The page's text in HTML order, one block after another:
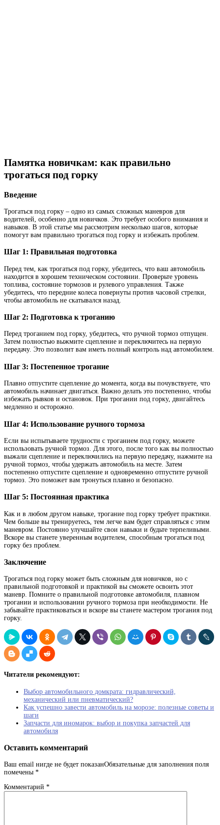
Памятка новичкам: как правильно
трогаться под горку
Введение
Трогаться под горку – одно из самых сложных маневров для
водителей, особенно для новичков. Это требует особого внимания и
навыков. В этой статье мы рассмотрим несколько шагов, которые
помогут вам правильно трогаться под горку и избежать проблем.
Шаг 1: Правильная подготовка
Перед тем, как трогаться под горку, убедитесь, что ваш автомобиль
находится в хорошем техническом состоянии. Проверьте уровень
топлива, состояние тормозов и рулевого управления. Также
убедитесь, что передние колеса повернуты против часовой стрелки,
чтобы автомобиль не скатывался назад.
Шаг 2: Подготовка к троганию
Перед троганием под горку, убедитесь, что ручной тормоз отпущен.
Затем полностью выжмите сцепление и переключитесь на первую
передачу. Это позволит вам иметь полный контроль над автомобилем.
Шаг 3: Постепенное трогание
Плавно отпустите сцепление до момента, когда вы почувствуете, что
автомобиль начинает двигаться. Важно делать это постепенно, чтобы
избежать рывков и остановок. При трогании под горку, двигайтесь
медленно и осторожно.
Шаг 4: Использование ручного тормоза
Если вы испытываете трудности с троганием под горку, можете
использовать ручной тормоз. Для этого, после того как вы полностью
выжали сцепление и переключились на первую передачу, нажмите на
ручной тормоз, чтобы удержать автомобиль на месте. Затем
постепенно отпустите сцепление и одновременно отпустите ручной
тормоз. Это поможет вам тронуться плавно и безопасно.
Шаг 5: Постоянная практика
Как и в любом другом навыке, трогание под горку требует практики.
Чем больше вы тренируетесь, тем легче вам будет справляться с этим
маневром. Постоянно улучшайте свои навыки и будьте терпеливыми.
Вскоре вы станете уверенным водителем, способным трогаться под
горку без проблем.
Заключение
Трогаться под горку может быть сложным для новичков, но с
правильной подготовкой и практикой вы сможете освоить этот
маневр. Помните о правильной подготовке автомобиля, плавном
трогании и использовании ручного тормоза при необходимости. Не
забывайте практиковаться и вскоре вы станете мастером трогания под
горку.
Читатели рекомендуют:
Выбор автомобильного домкрата: гидравлический,
механический или пневматический?
Как успешно завести автомобиль на морозе: полезные советы и
шаги
Запчасти для иномарок: выбор и покупка запчастей для
автомобиля
Оставить комментарий
Ваш email нигде не будет показанОбязательные для заполнения поля
помечены *
Комментарий *